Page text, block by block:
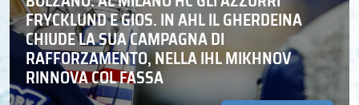
FRYCKLUND E GIOS. IN AHL IL GHERDEINA
CHIUDE LA SUA CAMPAGNA DI
RAFFORZAMENTO, NELLA IHL MIKHNOV
RINNOVA COL FASSA